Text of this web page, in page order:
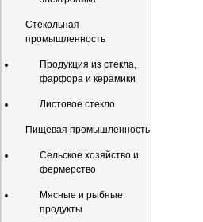
Стекольная
промышленность
Продукция из стекла,
фарфора и керамики
Листовое стекло
Пищевая промышленность
Сельское хозяйство и
фермерство
Мясные и рыбные
продукты